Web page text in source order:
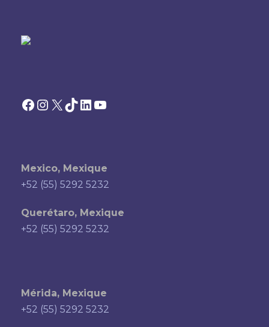
Facebook Instagram X TikTok LinkedIn YouTube
Mexico, Mexique
+52 (55) 5292 5232
Querétaro, Mexique
+52 (55) 5292 5232
Mérida, Mexique
+52 (55) 5292 5232